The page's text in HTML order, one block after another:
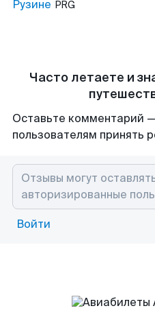
Рузине PRG
Часто летаете и
Оставьте комментарий
пользователям принять
Войти